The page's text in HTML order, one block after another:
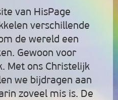
van HisPage
verschillende
de wereld een
Gewoon voor
Met ons Christelijk
we bijdragen aan
zoveel mis is. De